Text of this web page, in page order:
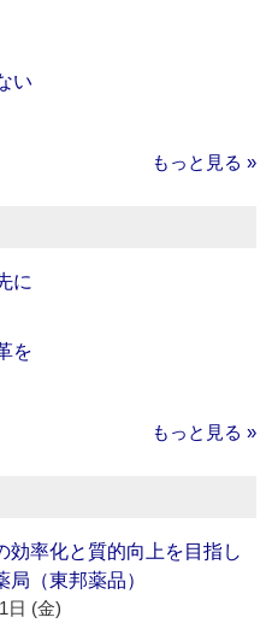
い
もっと見る »
に
を
もっと見る »
効率化と質的向上を目指し
局（東邦薬品）
日 (金)